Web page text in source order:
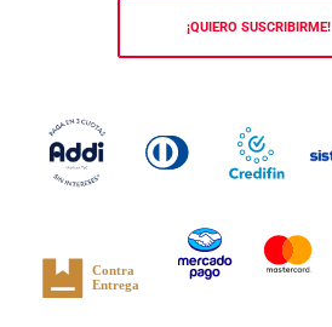
¡QUIERO SUSCRIBIRME!